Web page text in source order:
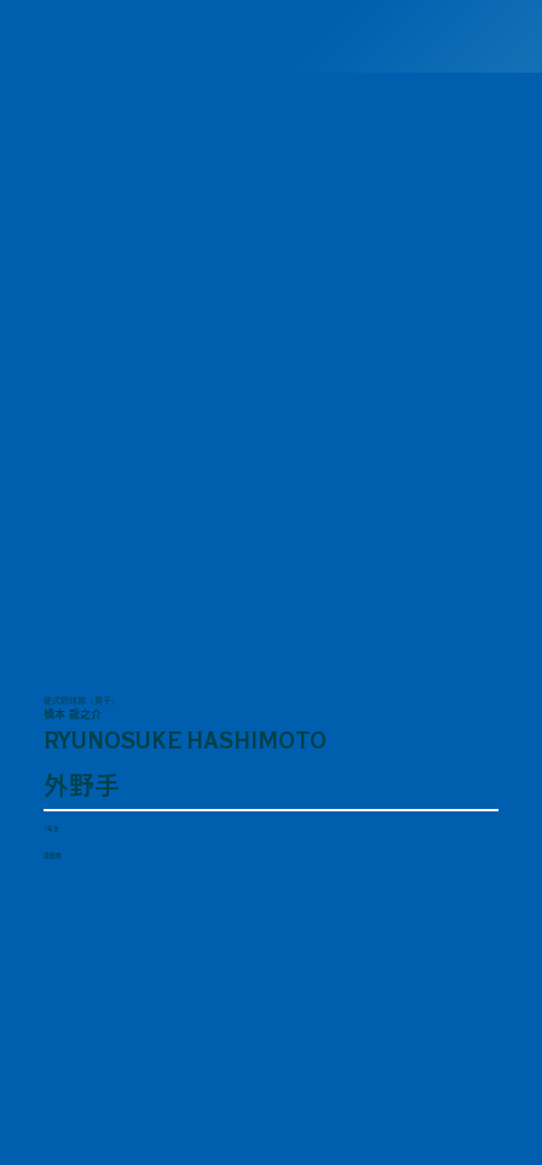
硬式野球部（男子）
橋本 龍之介
RYUNOSUKE HASHIMOTO
外野手
1年生
滋賀県